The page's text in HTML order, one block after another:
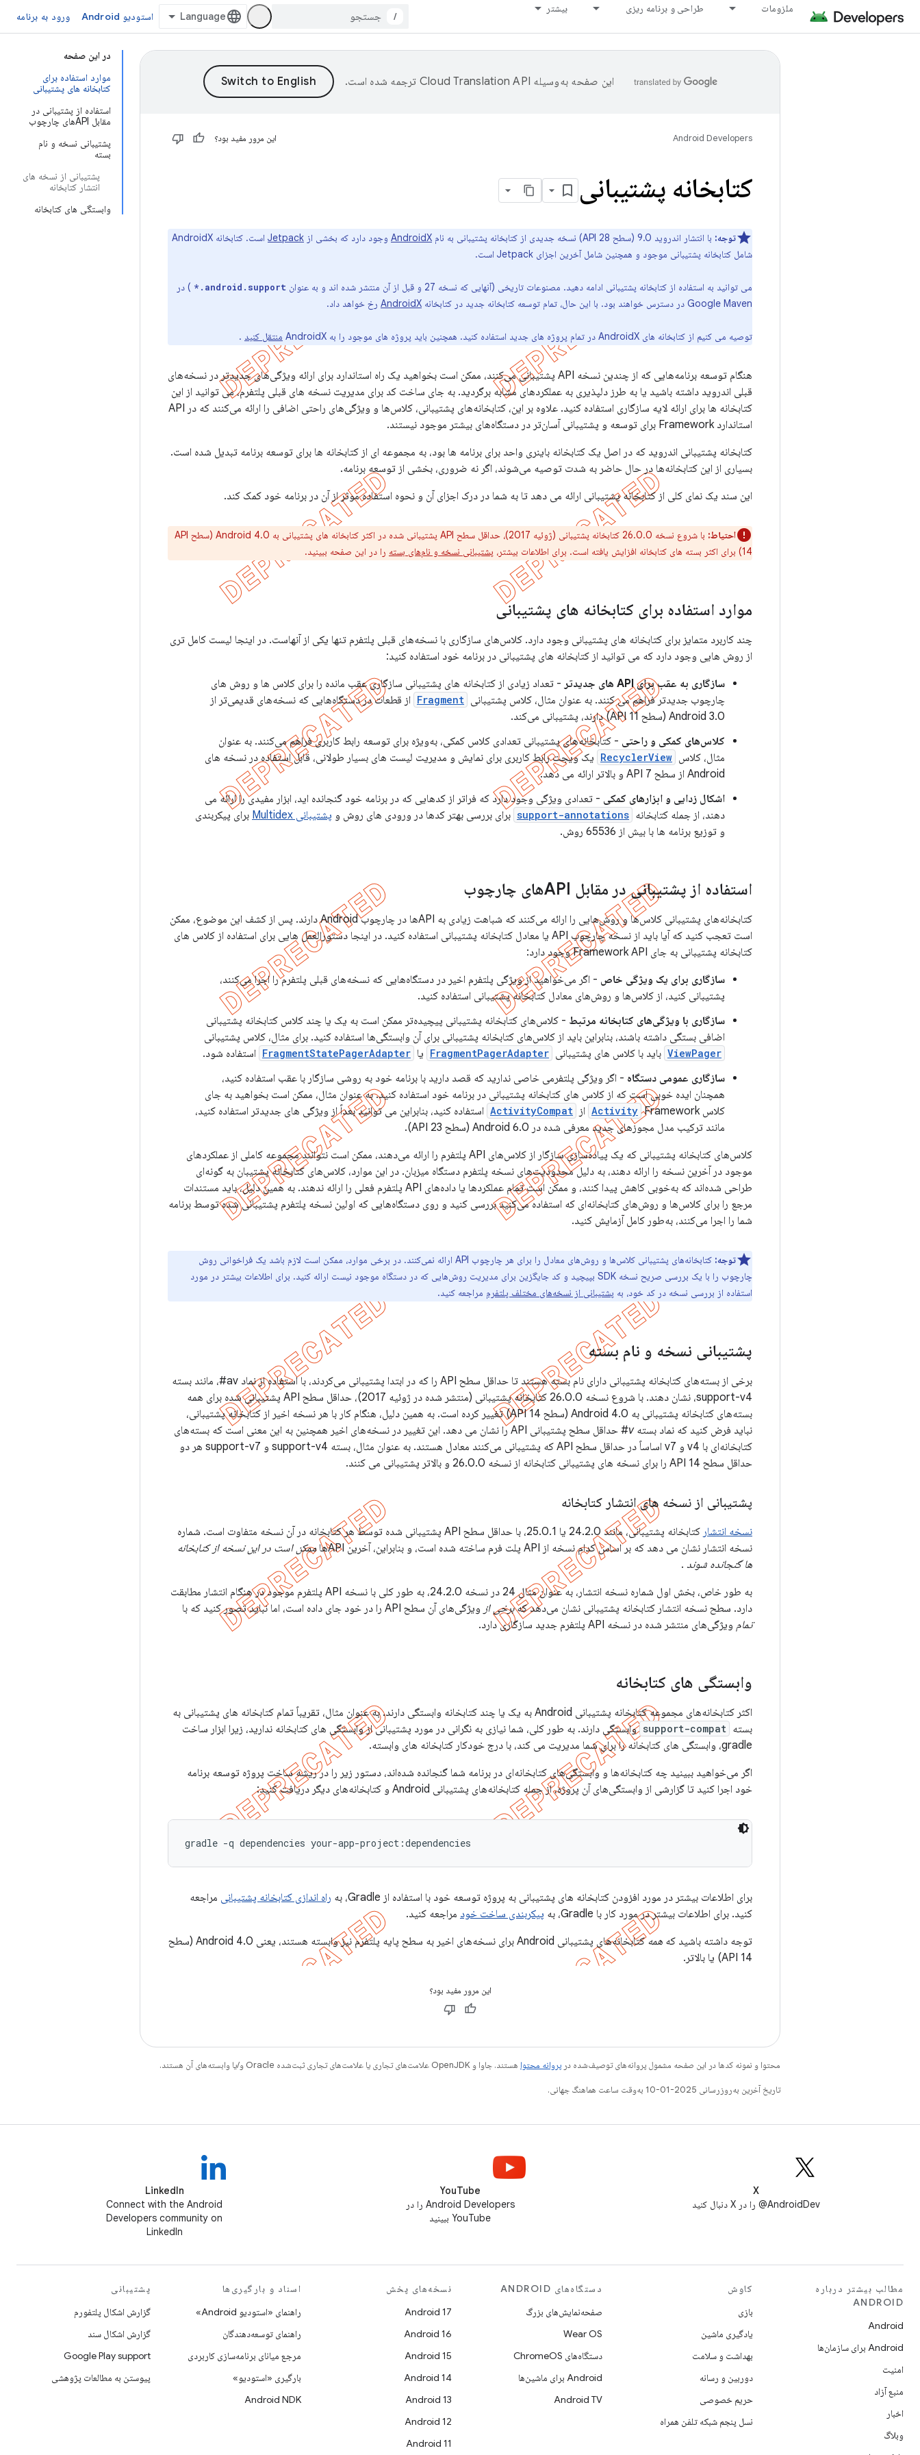
ملزومات طراحی و برنامه ریزی بیشتر
/ استودیو Android ورود به برنامه
در این صفحه
موارد استفاده برای
کتابخانه های پشتیبانی
استفاده از پشتیبانی در
مقابل APIهای چارچوب
پشتیبانی نسخه و نام
بسته
پشتیبانی از نسخه های
انتشار کتابخانه
وابستگی های کتابخانه
این صفحه به‌وسیله ترجمه شده است.
Android Developers این مرور مفید بود؟
کتابخانه پشتیبانی
توجه: با انتشار اندروید 9.0 (سطح API 28) نسخه جدیدی از کتابخانه پشتیبانی به نام AndroidX وجود دارد که بخشی از Jetpack
است. کتابخانه AndroidX
شامل کتابخانه پشتیبانی موجود و همچنین شامل آخرین اجزای Jetpack است.
می توانید به استفاده از کتابخانه پشتیبانی ادامه دهید. مصنوعات تاریخی (آنهایی که نسخه 27 و قبل از آن منتشر شده اند و به عنوان android.support.*
) در
Google Maven در دسترس خواهند بود. با این حال، تمام توسعه کتابخانه جدید در کتابخانه
AndroidX رخ خواهد داد.
توصیه می کنیم از کتابخانه های AndroidX در تمام پروژه های جدید استفاده کنید. همچنین باید پروژه های موجود را به AndroidX منتقل کنید .
هنگام توسعه برنامه‌هایی که از چندین نسخه API پشتیبانی می‌کنند، ممکن است بخواهید یک راه استاندارد برای ارائه ویژگی‌های جدیدتر در نسخه‌های
قبلی اندروید داشته باشید یا به طرز دلپذیری به عملکردهای مشابه برگردید. به جای ساخت کد برای مدیریت نسخه های قبلی پلتفرم، می توانید از این
کتابخانه ها برای ارائه لایه سازگاری استفاده کنید. علاوه بر این، کتابخانه‌های پشتیبانی، کلاس‌ها و ویژگی‌های راحتی اضافی را ارائه می‌کنند که در API
استاندارد Framework برای توسعه و پشتیبانی آسان‌تر در دستگاه‌های بیشتر موجود نیستند.
کتابخانه پشتیبانی اندروید که در اصل یک کتابخانه باینری واحد برای برنامه ها بود، به مجموعه ای از کتابخانه ها برای توسعه برنامه تبدیل شده است.
بسیاری از این کتابخانه‌ها در حال حاضر به شدت توصیه می‌شوند، اگر نه ضروری، بخشی از توسعه برنامه.
این سند یک نمای کلی از کتابخانه پشتیبانی ارائه می دهد تا به شما در درک اجزای آن و نحوه استفاده موثر از آن در برنامه خود کمک کند.
احتیاط:
با شروع نسخه 26.0.0 کتابخانه پشتیبانی (ژوئیه 2017)، حداقل سطح API پشتیبانی شده در اکثر کتابخانه های پشتیبانی به Android 4.0 (سطح API
14) برای اکثر بسته های کتابخانه افزایش یافته است. برای اطلاعات بیشتر،
پشتیبانی نسخه و نام‌های بسته را در این صفحه ببینید.
موارد استفاده برای کتابخانه های پشتیبانی
چند کاربرد متمایز برای کتابخانه های پشتیبانی وجود دارد. کلاس‌های سازگاری با نسخه‌های قبلی پلتفرم تنها یکی از آنهاست. در اینجا لیست کامل تری
از روش هایی وجود دارد که می توانید از کتابخانه های پشتیبانی در برنامه خود استفاده کنید:
سازگاری به عقب برای API های جدیدتر
- تعداد زیادی از کتابخانه های پشتیبانی سازگاری عقب مانده را برای کلاس ها و روش های
چارچوب جدیدتر فراهم می کنند. به عنوان مثال، کلاس پشتیبانی Fragment از قطعات در دستگاه‌هایی که نسخه‌های قدیمی‌تر از
Android 3.0 (سطح API 11) دارند، پشتیبانی می‌کند.
کلاس‌های کمکی و راحتی - کتابخانه‌های پشتیبانی تعدادی کلاس کمکی، به‌ویژه برای توسعه رابط کاربری فراهم می‌کنند. به عنوان
مثال، کلاس RecyclerView یک ویجت رابط کاربری برای نمایش و مدیریت لیست های بسیار طولانی، قابل استفاده در نسخه های
Android از سطح API 7 و بالاتر ارائه می دهد.
اشکال زدایی و ابزارهای کمکی - تعدادی ویژگی وجود دارد که فراتر از کدهایی که در برنامه خود گنجانده اید، ابزار مفیدی را ارائه می
دهند، از جمله کتابخانه support-annotations برای بررسی بهتر کدها در ورودی های روش و پشتیبانی Multidex
برای پیکربندی
و توزیع برنامه ها با بیش از 65536 روش.
استفاده از پشتیبانی در مقابل APIهای چارچوب
کتابخانه‌های پشتیبانی کلاس‌ها و روش‌هایی را ارائه می‌کنند که شباهت زیادی به APIها در چارچوب Android دارند. پس از کشف این موضوع، ممکن
است تعجب کنید که آیا باید از نسخه چارچوب API یا معادل کتابخانه پشتیبانی استفاده کنید. در اینجا دستورالعمل هایی برای استفاده از کلاس های
کتابخانه پشتیبانی به جای Framework API وجود دارد:
سازگاری برای یک ویژگی خاص - اگر می‌خواهید از ویژگی پلتفرم اخیر در دستگاه‌هایی که نسخه‌های قبلی پلتفرم را اجرا می‌کنند،
پشتیبانی کنید، از کلاس‌ها و روش‌های معادل کتابخانه پشتیبانی استفاده کنید.
سازگاری با ویژگی‌های کتابخانه مرتبط - کلاس‌های کتابخانه پشتیبانی پیچیده‌تر ممکن است به یک یا چند کلاس کتابخانه پشتیبانی
اضافی بستگی داشته باشند، بنابراین باید از کلاس‌های کتابخانه پشتیبانی برای آن وابستگی‌ها استفاده کنید. برای مثال، کلاس پشتیبانی
ViewPager باید با کلاس های پشتیبانی FragmentPagerAdapter یا FragmentStatePagerAdapter استفاده شود.
سازگاری عمومی دستگاه - اگر ویژگی پلتفرمی خاصی ندارید که قصد دارید با برنامه خود به روشی سازگار با عقب استفاده کنید،
همچنان ایده خوبی است که از کلاس های کتابخانه پشتیبانی در برنامه خود استفاده کنید. به عنوان مثال، ممکن است بخواهید به جای
کلاس
Activity Framework از ActivityCompat استفاده کنید، بنابراین می توانید بعداً از ویژگی های جدیدتر استفاده کنید،
مانند ترکیب مدل مجوزهای جدید معرفی شده در Android 6.0 (سطح API 23).
کلاس‌های کتابخانه پشتیبانی که یک پیاده‌سازی سازگار از کلاس‌های API پلتفرم را ارائه می‌دهند، ممکن است نتوانند مجموعه کاملی از عملکردهای
موجود در آخرین نسخه را ارائه دهند، به دلیل محدودیت‌های نسخه پلتفرم دستگاه میزبان. در این موارد، کلاس‌های کتابخانه پشتیبان به گونه‌ای
طراحی شده‌اند که به‌خوبی کاهش پیدا کنند، و ممکن است تمام عملکردها یا داده‌های API پلتفرم فعلی را ارائه ندهند. به همین دلیل، باید مستندات
مرجع را برای کلاس‌ها و روش‌های کتابخانه‌ای که استفاده می‌کنید بررسی کنید و روی دستگاه‌هایی که اولین نسخه پلتفرم پشتیبانی شده توسط برنامه
شما را اجرا می‌کنند، به‌طور کامل آزمایش کنید.
توجه:
کتابخانه‌های پشتیبانی کلاس‌ها و روش‌های معادل را برای هر چارچوب API ارائه نمی‌کنند. در برخی موارد، ممکن است لازم باشد یک فراخوانی روش
چارچوب را با یک بررسی صریح نسخه SDK بپیچید و کد جایگزین برای مدیریت روش‌هایی که در دستگاه موجود نیست ارائه کنید. برای اطلاعات بیشتر در مورد
استفاده از بررسی نسخه در کد خود، به پشتیبانی از نسخه‌های مختلف پلتفرم مراجعه کنید.
پشتیبانی نسخه و نام بسته
برخی از بسته‌های کتابخانه پشتیبانی دارای نام بسته هستند تا حداقل سطح API را که در ابتدا پشتیبانی می‌کردند، با استفاده از نماد av#، مانند بسته
support-v4، نشان دهند. با شروع نسخه 26.0.0 کتابخانه پشتیبانی (منتشر شده در ژوئیه 2017)، حداقل سطح API پشتیبانی شده برای همه
بسته‌های کتابخانه پشتیبانی به Android 4.0 (سطح API 14) تغییر کرده است. به همین دلیل، هنگام کار با هر نسخه اخیر از کتابخانه پشتیبانی،
نباید فرض کنید که نماد بستهv#
حداقل سطح پشتیبانی API را نشان می دهد. این تغییر در نسخه‌های اخیر همچنین به این معنی است که بسته‌های
کتابخانه‌ای با v4 و v7 اساساً در حداقل سطح API که پشتیبانی می‌کنند معادل هستند. به عنوان مثال، بسته support-v4 و support-v7 هر دو
حداقل سطح API 14 را برای نسخه های پشتیبانی کتابخانه از نسخه 26.0.0 و بالاتر پشتیبانی می کنند.
پشتیبانی از نسخه های انتشار کتابخانه
نسخه انتشار
کتابخانه پشتیبانی، مانند 24.2.0 یا 25.0.1، با حداقل سطح API پشتیبانی شده توسط هر کتابخانه در آن نسخه متفاوت است. شماره
نسخه انتشار نشان می دهد که بر اساس کدام نسخه از API پلت فرم ساخته شده است، و بنابراین، آخرین APIها
ممکن است در این نسخه از کتابخانه
ها گنجانده شوند .
به طور خاص، بخش اول شماره نسخه انتشار، به عنوان مثال 24 در نسخه 24.2.0، به طور کلی با نسخه API پلتفرم موجود در هنگام انتشار مطابقت
دارد. سطح نسخه انتشار کتابخانه پشتیبانی نشان می‌دهد کهبرخی از ویژگی‌های آن سطح API را در خود جای داده است، اما نباید تصور کنید که با
تمام ویژگی‌های منتشر شده در نسخه API پلتفرم جدید سازگاری دارد.
وابستگی های کتابخانه
اکثر کتابخانه‌های مجموعه کتابخانه پشتیبانی Android به یک یا چند کتابخانه وابستگی دارند. به عنوان مثال، تقریباً تمام کتابخانه های پشتیبانی به
بسته support-compat وابستگی دارند. به طور کلی، شما نیازی به نگرانی در مورد پشتیبانی از وابستگی های کتابخانه ندارید، زیرا ابزار ساخت
gradle، وابستگی های کتابخانه را برای شما مدیریت می کند، با درج خودکار کتابخانه های وابسته.
اگر می‌خواهید ببینید چه کتابخانه‌ها و وابستگی‌های کتابخانه‌ای در برنامه شما گنجانده شده‌اند، دستور زیر را در ریشه ساخت پروژه توسعه برنامه
خود اجرا کنید تا گزارشی از وابستگی‌های آن پروژه، از جمله کتابخانه‌های پشتیبانی Android و کتابخانه‌های دیگر دریافت کنید:
برای اطلاعات بیشتر در مورد افزودن کتابخانه های پشتیبانی به پروژه توسعه خود با استفاده از Gradle، به راه اندازی کتابخانه پشتیبانی مراجعه
کنید. برای اطلاعات بیشتر در مورد کار با Gradle، به
پیکربندی ساخت خود مراجعه کنید.
توجه داشته باشید که همه
کتابخانه‌های پشتیبانی Android برای نسخه‌های اخیر به سطح پایه پلتفرم نیز وابسته هستند، یعنی Android 4.0 (سطح
API 14) یا بالاتر.
این مرور مفید بود؟
محتوا و نمونه کدها در این صفحه مشمول پروانه‌های توصیف‌شده در پروانه محتوا هستند. جاوا و OpenJDK علامت‌های تجاری یا علامت‌های تجاری ثبت‌شده Oracle و/یا وابسته‌های آن هستند.
تاریخ آخرین به‌روزرسانی 2025-01-10 به‌وقت ساعت هماهنگ جهانی.
X
AndroidDev@ را در X دنبال کنید
YouTube
Android Developers را در
YouTube ببینید
LinkedIn
Connect with the Android
Developers community on
LinkedIn
مطالب بیشتر درباره
ANDROID
Android
Android برای سازمان‌ها
امنیت
منبع آزاد
اخبار
وبلاگ
کاوش
بازی
یادگیری ماشین
بهداشت و سلامت
دوربین و رسانه
حریم خصوصی
نسل پنجم شبکه تلفن همراه
دستگاه‌های ANDROID
صفحه‌نمایش‌های بزرگ
Wear OS
دستگاه‌های ChromeOS
Android برای ماشین‌ها
Android TV
نسخه‌های پخش
Android 17
Android 16
Android 15
Android 14
Android 13
Android 12
Android 11
اسناد و بارگیری‌ها
راهنمای «استودیو Android»
راهنمای توسعه‌دهندگان
مرجع میانای برنامه‌سازی کاربردی
بارگیری «استودیو»
Android NDK
پشتیبانی
گزارش اشکال پلتفورم
گزارش اشکال سند
Google Play support
پیوستن به مطالعات پژوهشی